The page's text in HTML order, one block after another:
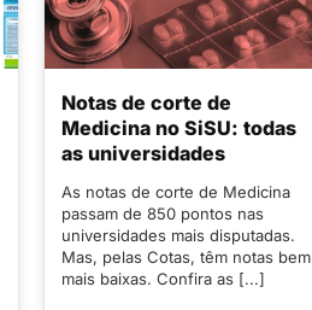
Notas de corte de
Medicina no SiSU: todas
as universidades
As notas de corte de Medicina
passam de 850 pontos nas
universidades mais disputadas.
Mas, pelas Cotas, têm notas bem
mais baixas. Confira as [...]